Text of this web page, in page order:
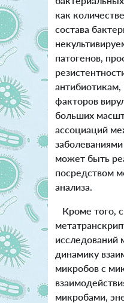
как
состава
патогенов,
факторов
больших
ассоциаций
может быть
посредством
анализа.
Кроме того,
исследований
динамику
микробов с
микробами,